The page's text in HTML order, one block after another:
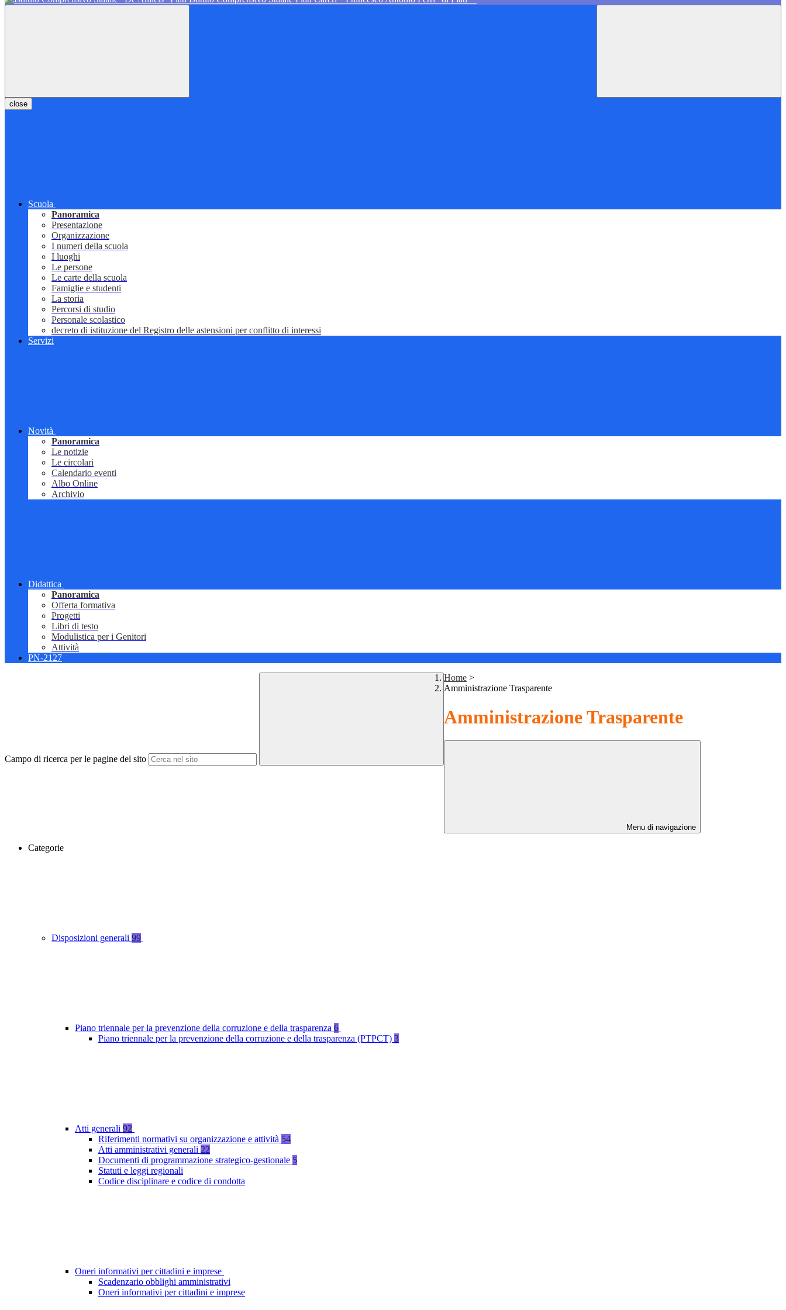
close
Scuola
Panoramica
Presentazione
Organizzazione
I numeri della scuola
I luoghi
Le persone
Le carte della scuola
Famiglie e studenti
La storia
Percorsi di studio
Personale scolastico
decreto di istituzione del Registro delle astensioni per conflitto di interessi
Servizi
Novità
Panoramica
Le notizie
Le circolari
Calendario eventi
Albo Online
Archivio
Didattica
Panoramica
Offerta formativa
Progetti
Libri di testo
Modulistica per i Genitori
Attività
PN-2127
Campo di ricerca per le pagine del sito
Home >
Amministrazione Trasparente
Amministrazione Trasparente
Menu di navigazione
Categorie
Disposizioni generali 99
Piano triennale per la prevenzione della corruzione e della trasparenza 6
Piano triennale per la prevenzione della corruzione e della trasparenza (PTPCT) 3
Atti generali 92
Riferimenti normativi su organizzazione e attività 54
Atti amministrativi generali 22
Documenti di programmazione strategico-gestionale 5
Statuti e leggi regionali
Codice disciplinare e codice di condotta
Oneri informativi per cittadini e imprese
Scadenzario obblighi amministrativi
Oneri informativi per cittadini e imprese